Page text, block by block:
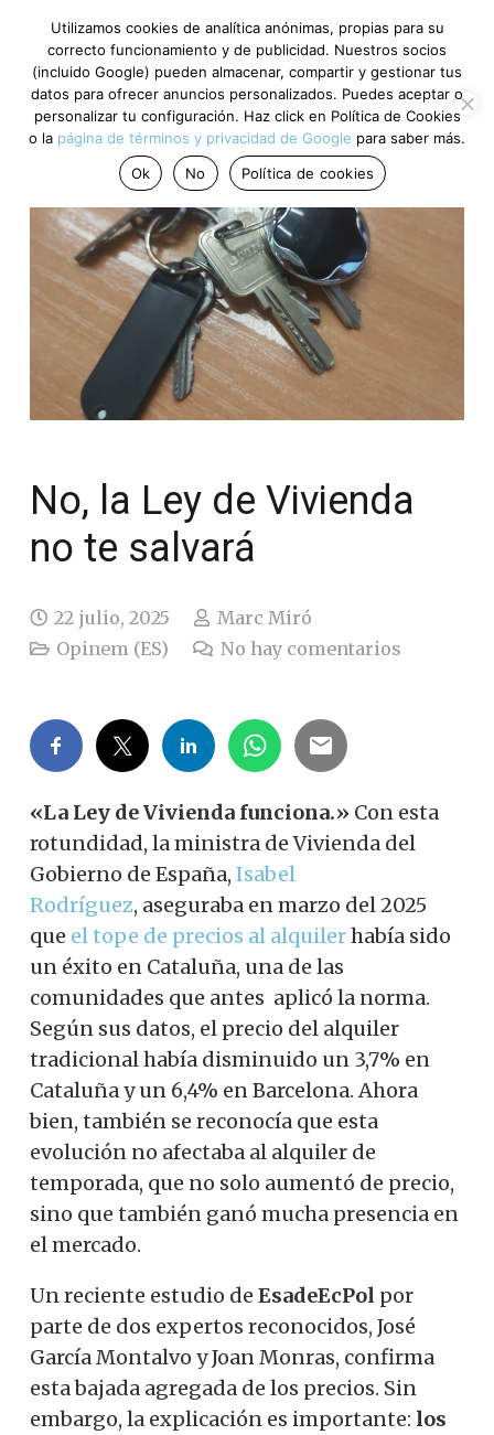
No, la Ley de Vivienda
no te salvará
22 julio, 2025
Marc Miró
Opinem (ES)
No hay comentarios
«La Ley de Vivienda funciona.» Con esta
rotundidad, la ministra de Vivienda del
Gobierno de España, Isabel
Rodríguez, aseguraba en marzo del 2025
que el tope de precios al alquilerhabía sido
un éxito en Cataluña, una de las
comunidades que antes aplicó la norma.
Según sus datos, el precio del alquiler
tradicional había disminuido un 3,7% en
Cataluña y un 6,4% en Barcelona. Ahora
bien, también se reconocía que esta
evolución no afectaba al alquiler de
temporada, que no solo aumentó de precio,
sino que también ganó mucha presencia en
el mercado.
Un reciente estudio de EsadeEcPol por
parte de dos expertos reconocidos, José
García Montalvo y Joan Monras, confirma
esta bajada agregada de los precios. Sin
embargo, la explicación es importante: los
Utilizamos cookies de analítica anónimas, propias para su
correcto funcionamiento y de publicidad. Nuestros socios
(incluido Google) pueden almacenar, compartir y gestionar tus
datos para ofrecer anuncios personalizados. Puedes aceptar o
personalizar tu configuración. Haz click en Política de Cookies
o la página de términos y privacidad de Google para saber más.
Ok
No Política de cookies